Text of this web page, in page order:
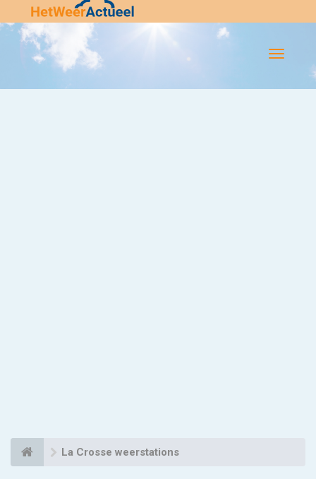
Flip-
La Crosse weerstations